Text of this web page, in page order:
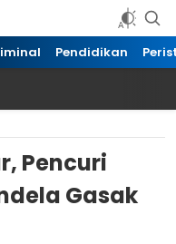
Pendidikan
Pencuri
Gasak